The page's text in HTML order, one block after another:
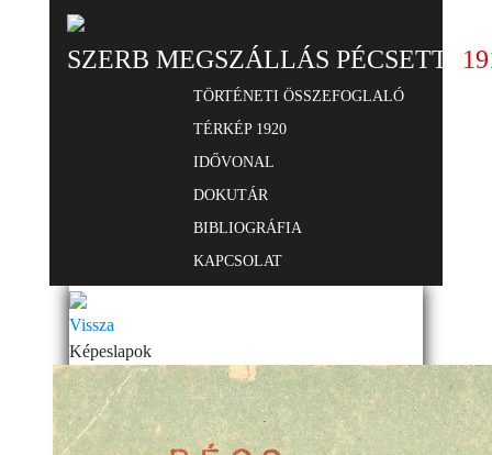
SZERB MEGSZÁLLÁS PÉCSETT
TÖRTÉNETI ÖSSZEFOGLALÓ
TÉRKÉP 1920
IDŐVONAL
DOKUTÁR
BIBLIOGRÁFIA
KAPCSOLAT
Vissza
Képeslapok